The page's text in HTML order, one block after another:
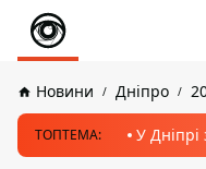
Новини Дніпро
ТОПТЕМА: У